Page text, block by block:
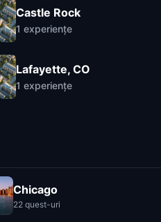
Castle Rock
1 experiențe
Lafayette, CO
1 experiențe
Chicago
22 quest-uri